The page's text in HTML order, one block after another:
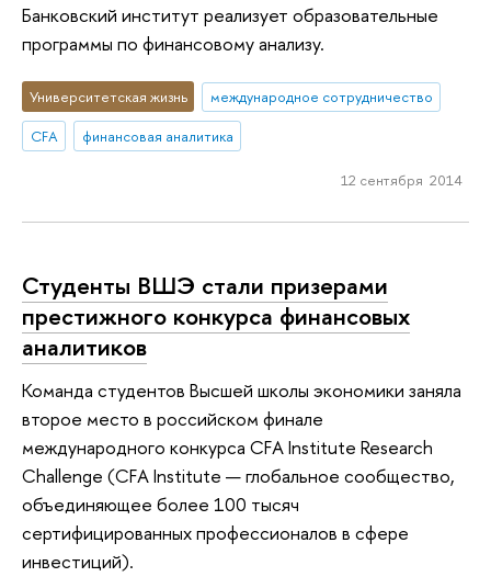
Банковский институт реализует образовательные
программы по финансовому анализу.
Университетская жизнь
международное сотрудничество
CFA
финансовая аналитика
12 сентября 2014
Студенты ВШЭ стали призерами
престижного конкурса финансовых
аналитиков
Команда студентов Высшей школы экономики заняла
второе место в российском финале
международного конкурса CFA Institute Research
Challenge (CFA Institute — глобальное сообщество,
объединяющее более 100 тысяч
сертифицированных профессионалов в сфере
инвестиций).